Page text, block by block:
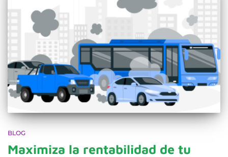
BLOG
Maximiza la rentabilidad de tu